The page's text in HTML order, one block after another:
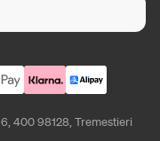
400 98128, Tremestieri